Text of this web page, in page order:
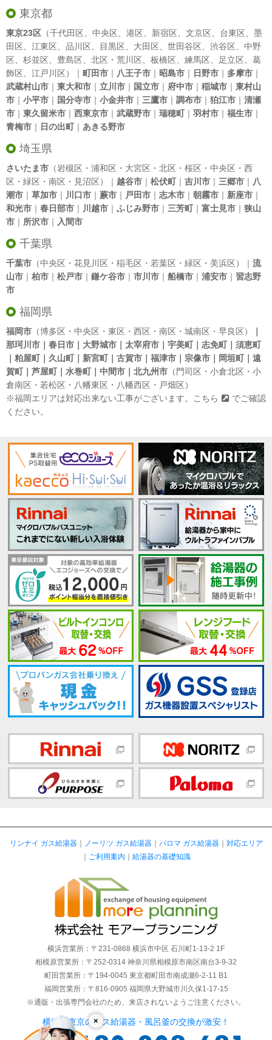
東京都
東京23区 （千代田区 中央区 港区 新宿区 文京区 台東区
墨
田区
江東区 品川区 目黒区 大田区 世田谷区 渋谷区
中野
区
杉並区 豊島区 北区 ・ 荒川区 板橋区 練馬区 足立区
葛
飾区
江戸川区）｜ 町田市 ｜ 八王子市 ｜ 昭島市 ｜ 日野市 ｜ 多摩市 ｜
武蔵村山市 ｜ 東大和市 ｜ 立川市 ｜ 国立市 ｜ 府中市 ｜ 稲城市 ｜ 東村山
市 ｜ 小平市 ｜ 国分寺市 ｜ 小金井市 ｜ 三鷹市 ｜ 調布市 ｜ 狛江市 ｜ 清瀬
市 ｜ 東久留米市 ｜ 西東京市 ｜ 武蔵野市 ｜ 瑞穂町｜ 羽村市 ｜ 福生市 ｜
青梅市 ｜ 日の出町｜ あきる野市
埼玉県
さいたま市 （岩槻区・浦和区・大宮区・北区・桜区・中央区・西
区・緑区・南区・見沼区）｜ 越谷市 ｜ 松伏町｜ 吉川市 ｜ 三郷市 ｜ 八
潮市 ｜ 草加市 ｜ 川口市 ｜ 蕨市 ｜ 戸田市 ｜ 志木市 ｜ 朝霧市 ｜ 新座市 ｜
和光市 ｜ 春日部市 ｜ 川越市 ｜ ふじみ野市 ｜ 三芳町｜ 富士見市 ｜ 狭山
市 ｜ 所沢市 ｜ 入間市
千葉県
千葉市 （中央区・花見川区・稲毛区・若葉区・緑区・美浜区）｜ 流
山市 ｜ 柏市 ｜ 松戸市 ｜ 鎌ケ谷市 ｜ 市川市 ｜ 船橋市 ｜ 浦安市 ｜ 習志野
市
福岡県
福岡市 （博多区・中央区・東区・西区・南区・城南区・早良区）
那珂川市｜春日市｜大野城市｜太宰府市｜宇美町｜志免町｜須恵町
｜粕屋町｜久山町｜新宮町｜古賀市｜福津市｜宗像市｜岡垣町｜遠
賀町｜芦屋町｜水巻町｜中間市｜北九州市 （門司区・小倉北区・小
倉南区・若松区・八幡東区・八幡西区・戸畑区）
※福岡エリアは対応出来ない工事がございます。
こちら
でご確認
ください。
×
リンナイ ガス給湯器｜ ノーリツ ガス給湯器｜ パロマ ガス給湯器｜ 対応エリア
｜ ご利用案内 ｜ 給湯器の基礎知識
横浜営業所：〒231-0868 横浜市中区 石川町1-13-2 1F
相模原営業所：〒252-0314 神奈川県相模原市南区南台3-9-32
町田営業所：〒194-0045 東京都町田市南成瀬6-2-11 B1
福岡営業所：〒816-0905 福岡県大野城市川久保1-17-15
※通販・出張専門会社のため、来店されないようご注意ください。
横浜・東京のガス給湯器・風呂釜の交換が激安！